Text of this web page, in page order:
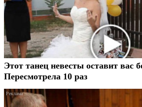
Этот танец невесты оставит вас
Пересмотрела 10 раз